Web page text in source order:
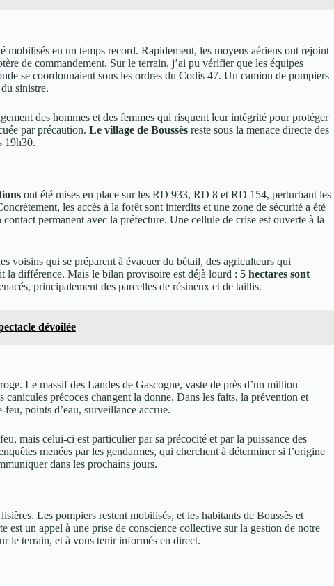
mobilisés en un temps record. Rapidement, les moyens aériens ont rejoint
de commandement. Sur le terrain, j’ai pu vérifier que les équipes
se coordonnaient sous les ordres du Codis 47. Un camion de pompiers
sinistre.
des hommes et des femmes qui risquent leur intégrité pour protéger
par précaution. Le village de Boussès reste sous la menace directe des
19h30.
ont été mises en place sur les RD 933, RD 8 et RD 154, perturbant les
les accès à la forêt sont interdits et une zone de sécurité a été
permanent avec la préfecture. Une cellule de crise est ouverte à la
voisins qui se préparent à évacuer du bétail, des agriculteurs qui
la différence. Mais le bilan provisoire est déjà lourd : 5 hectares sont
principalement des parcelles de résineux et de taillis.
dévoilée
Le massif des Landes de Gascogne, vaste de près d’un million
canicules précoces changent la donne. Dans les faits, la prévention et
feu, points d’eau, surveillance accrue.
mais celui-ci est particulier par sa précocité et par la puissance des
menées par les gendarmes, qui cherchent à déterminer si l’origine
dans les prochains jours.
Les pompiers restent mobilisés, et les habitants de Boussès et
un appel à une prise de conscience collective sur la gestion de notre
le terrain, et à vous tenir informés en direct.